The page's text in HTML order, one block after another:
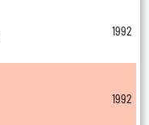
1992
1992